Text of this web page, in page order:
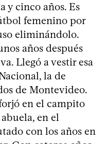
y cinco años. Es
femenino por
eliminándolo.
años después
Llegó a vestir esa
la de
de Montevideo.
en el campito
en el
con los años en